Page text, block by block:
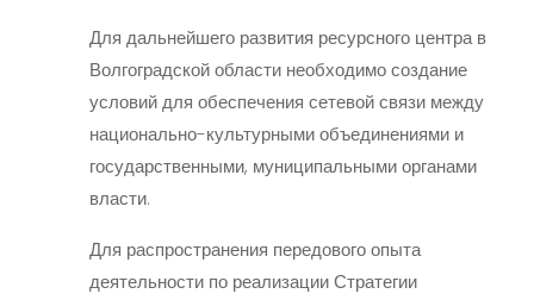
Для дальнейшего развития ресурсного центра в
Волгоградской области необходимо создание
условий для обеспечения сетевой связи между
национально-культурными объединениями и
государственными, муниципальными органами
власти.
Для распространения передового опыта
деятельности по реализации Стратегии